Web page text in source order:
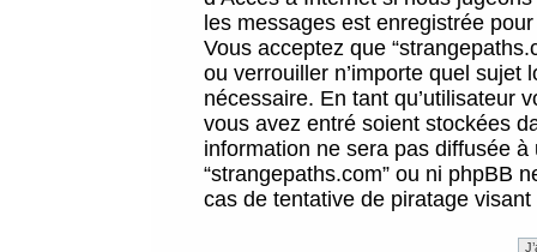
les messages est enregistrée
Vous acceptez que
ou verrouiller n’importe quel sujet
nécessaire. En tant qu’utilisateur
vous avez entré soient stockées
information ne sera pas diffusée
“strangepaths.com” ou ni phpBB
cas de tentative de piratage